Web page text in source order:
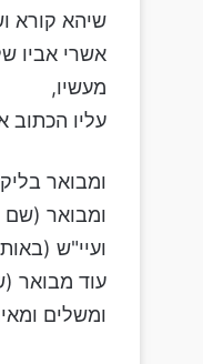
שיהא קורא
אשרי אביו
מעשיו,
עליו
ומבואר
ומבואר (שם
ועיי"ש
עוד מבואר
ומשלים